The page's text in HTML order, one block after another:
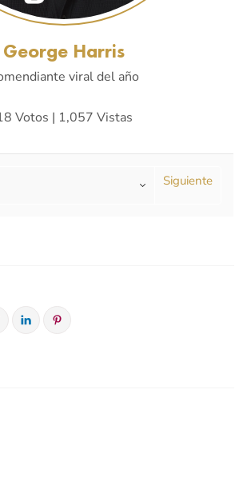
George Harris
viral del año
Votos | 1,057 Vistas
Siguiente